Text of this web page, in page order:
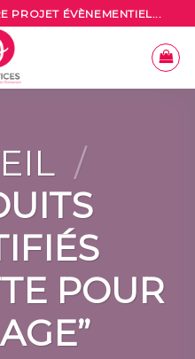
PROJET ÉVÈNEMENTIEL...
/
POUR